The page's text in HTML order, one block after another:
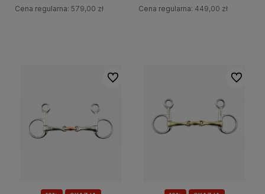
Cena regularna: 579,00 zł Cena regularna: 449,00 zł
Do ulubionych Do